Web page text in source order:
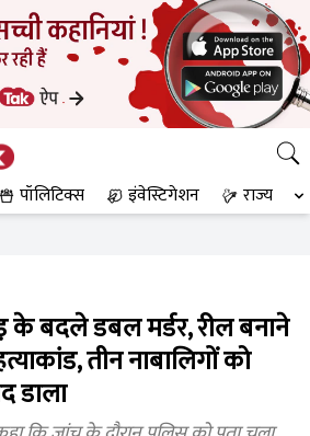
पॉलिटिक्स इंवेस्टिगेशन राज्य
के बदले डबल मर्डर, रील बनाने
तीन नाबालिगों को
डाला